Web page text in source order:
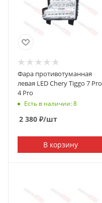
Фара противотуманная
левая LED Chery Tiggo 7 Pro
4 Pro
Есть в наличии: 8
2 380 ₽/шт
В корзину